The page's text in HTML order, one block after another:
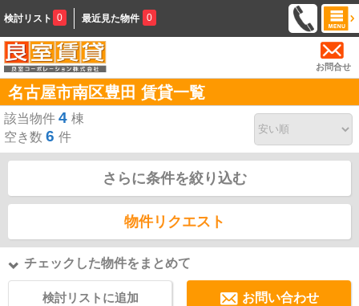
検討リスト 0 最近見た物件 0
お問合せ
名古屋市南区豊田 賃貸一覧
該当物件 4 棟
空き数 6 件
さらに条件を絞り込む
物件リクエスト
チェックした物件をまとめて
検討リストに追加 お問い合わせ